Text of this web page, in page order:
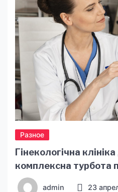
фотоепілятори для
видалення волосся. Вони
тільки в Києві, Одесі, […]
Разное
Гінекологічна
комплексна турбота
admin 23